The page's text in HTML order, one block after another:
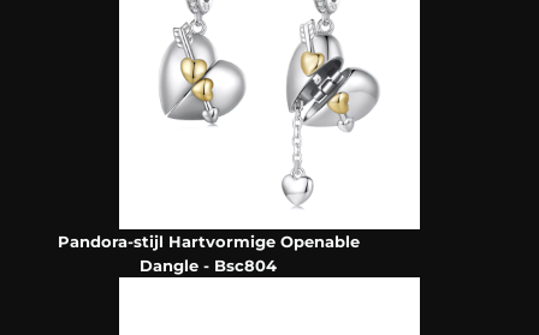
Pandora-stijl Hartvormige Openable
Dangle - Bsc804